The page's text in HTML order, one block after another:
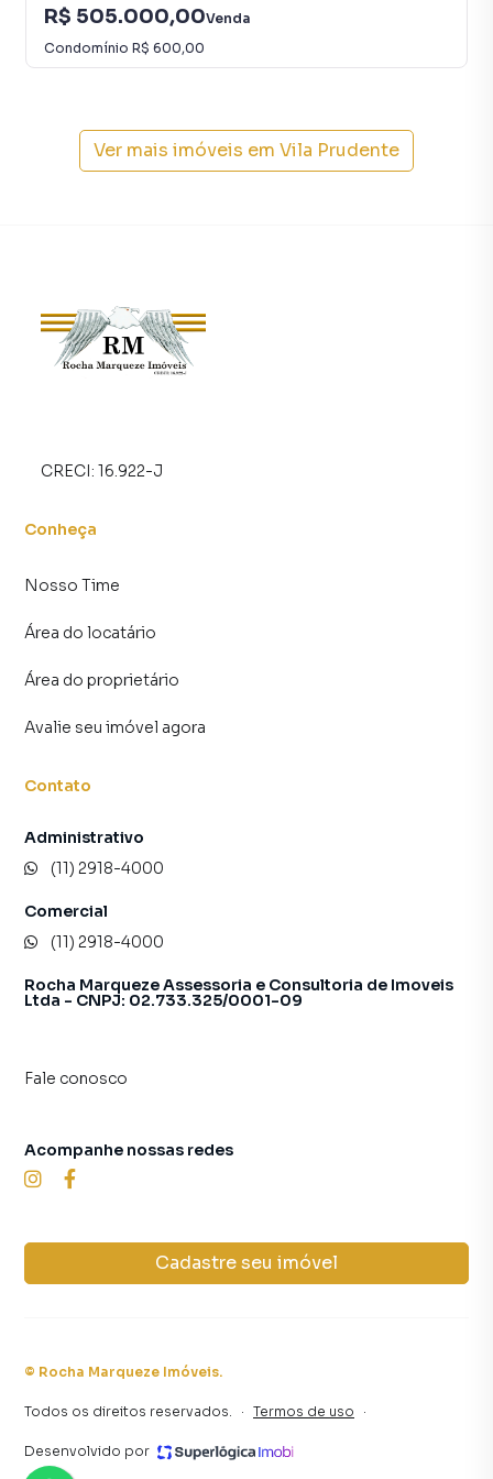
R$ 505.000,00Venda
Condomínio R$ 600,00
Ver mais imóveis em Vila Prudente
CRECI: 16.922-J
Conheça
Nosso Time
Área do locatário
Área do proprietário
Avalie seu imóvel agora
Contato
Administrativo
(11) 2918-4000
Comercial
(11) 2918-4000
Rocha Marqueze Assessoria e Consultoria de Imoveis
Ltda - CNPJ: 02.733.325/0001-09
Fale conosco
Cadastre seu imóvel
Acompanhe nossas redes
© Rocha Marqueze Imóveis.
Todos os direitos reservados. · Termos de uso ·
Desenvolvido por